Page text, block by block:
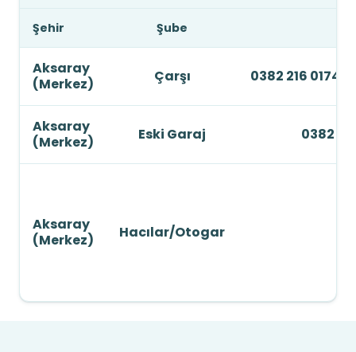
Şehir Şube
Aksaray
(Merkez)
Çarşı 0382 216 0174 -
Aksaray
(Merkez)
Eski Garaj 0382
Aksaray
(Merkez)
Hacılar/Otogar